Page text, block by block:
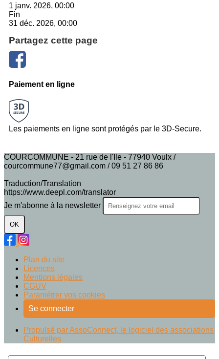
1 janv. 2026, 00:00
Fin
31 déc. 2026, 00:00
Partagez cette page
Paiement en ligne
Les paiements en ligne sont protégés par le 3D-Secure.
COURCOMMUNE - 21 rue de l'Ile - 77940 Voulx /
courcommune77@gmail.com / 09 51 27 86 86
Traduction/Translation
https://www.deepl.com/translator
Je m'abonne à la newsletter
OK
Plan du site
Licences
Mentions légales
CGUV
Paramétrer vos cookies
Se connecter
Propulsé par AssoConnect, le logiciel des associations
Culturelles